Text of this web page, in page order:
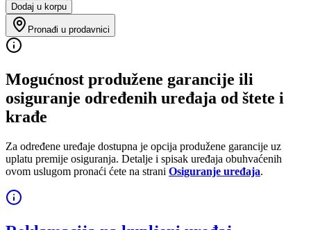
Dodaj u korpu
Pronađi u prodavnici
Mogućnost produžene garancije ili
osiguranje određenih uređaja od štete i
krađe
Za određene uređaje dostupna je opcija produžene garancije uz
uplatu premije osiguranja. Detalje i spisak uređaja obuhvaćenih
ovom uslugom pronaći ćete na strani Osiguranje uređaja.